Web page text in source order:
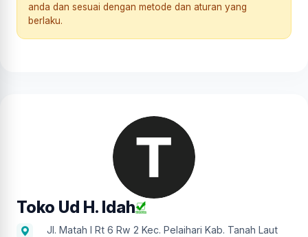
anda dan sesuai dengan metode dan aturan yang
berlaku.
Toko Ud H. Idah
Jl. Matah I Rt 6 Rw 2 Kec. Pelaihari Kab. Tanah Laut